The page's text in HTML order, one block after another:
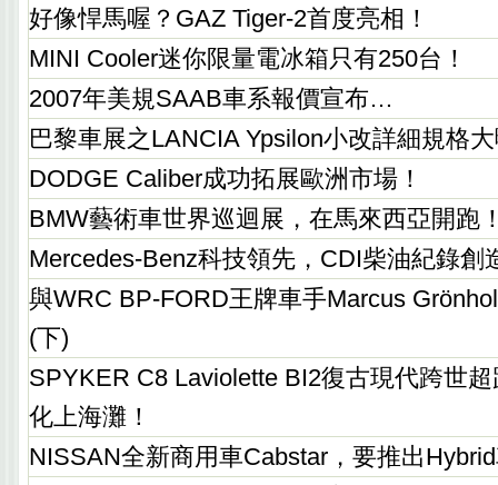
好像悍馬喔？GAZ Tiger-2首度亮相！
MINI Cooler迷你限量電冰箱只有250台！
2007年美規SAAB車系報價宣布…
巴黎車展之LANCIA Ypsilon小改詳細規格
DODGE Caliber成功拓展歐洲市場！
BMW藝術車世界巡迴展，在馬來西亞開跑
Mercedes-Benz科技領先，CDI柴油紀錄創
與WRC BP-FORD王牌車手Marcus
(下)
SPYKER C8 Laviolette BI2復古現代跨世
化上海灘！
NISSAN全新商用車Cabstar，要推出